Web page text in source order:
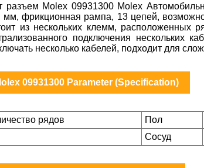
разъем Molex 09931300 Molex
мм, фрикционная рампа, 13 цепей,
из нескольких клемм, расположенных
подключения нескольких
несколько кабелей, подходит для
09931300 Parameter (Specification)
рядов Пол
Сосуд